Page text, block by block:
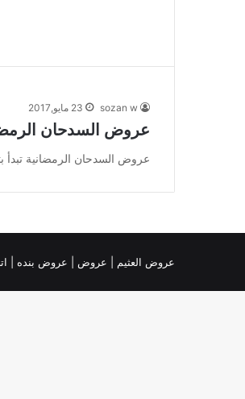
sozan w 23 مايو,2017
عروض السدحان الرمضانية تبدأ بتاريخ
عروض السدحان الرمضانية تبدأ بتاريخ 24 مايو 2017 وتستمر أسبوع عروض السدحان عروض السدحان الرمضانية تبدأ
عروض العثيم عروض عروض بنده |